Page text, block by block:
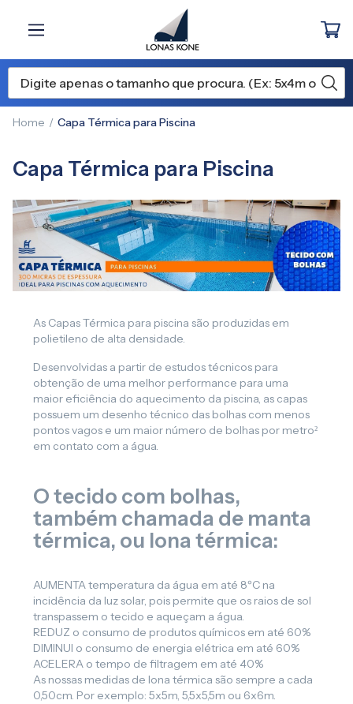
Home Capa Térmica para Piscina
Capa Térmica para Piscina
As Capas Térmica para piscina são produzidas em
polietileno de alta densidade.
Desenvolvidas a partir de estudos técnicos para
obtenção de uma melhor performance para uma
maior eficiência do aquecimento da piscina, as capas
possuem um desenho técnico das bolhas com menos
pontos vagos e um maior número de bolhas por metro²
em contato com a água.
O tecido com bolhas,
também chamada de manta
térmica, ou lona térmica:
AUMENTA temperatura da água em até 8ºC na
incidência da luz solar, pois permite que os raios de sol
transpassem o tecido e aqueçam a água.
REDUZ o consumo de produtos químicos em até 60%
DIMINUI o consumo de energia elétrica em até 60%
ACELERA o tempo de filtragem em até 40%
As nossas medidas de lona térmica são sempre a cada
0,50cm. Por exemplo: 5x5m, 5,5x5,5m ou 6x6m.